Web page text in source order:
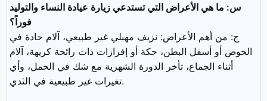
س: ما هي الأعراض التي تستدعي زيارة عيادة النساء والتوليد
فوراً؟
ج: من أهم الأعراض: نزيف مهبلي غير طبيعي، آلام حادة في
الحوض أو أسفل البطن، حكة أو إفرازات ذات رائحة كريهة، آلام
أثناء الجماع، تأخر الدورة الشهرية مع شك في الحمل، وأي
تغيرات غير طبيعية في الثدي.